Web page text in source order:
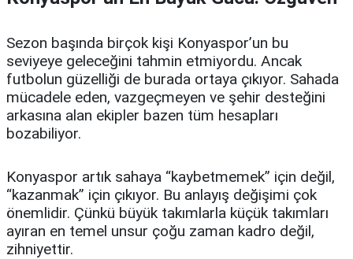
Sezon başında birçok kişi Konyaspor’un bu
seviyeye geleceğini tahmin etmiyordu. Ancak
futbolun güzelliği de burada ortaya çıkıyor. Sahada
mücadele eden, vazgeçmeyen ve şehir desteğini
arkasına alan ekipler bazen tüm hesapları
bozabiliyor.
Konyaspor artık sahaya “kaybetmemek” için değil,
“kazanmak” için çıkıyor. Bu anlayış değişimi çok
önemlidir. Çünkü büyük takımlarla küçük takımları
ayıran en temel unsur çoğu zaman kadro değil,
zihniyettir.